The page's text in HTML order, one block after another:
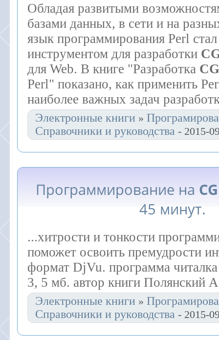
Обладая развитыми
базами данных, в сети и на
язык программирования Perl
инструментом для разработки
для Web. В книге "Разработка
Perl" показано, как применить
наиболее важных задач
Электронные книги »
Справочники и руководства - 2015-
Программирование на
45 минут.
...хитрости и тонкости
поможет освоить премудрости
формат DjVu. программа читалка
3, 5 мб. автор книги Полянский
Электронные книги »
Справочники и руководства - 2015-